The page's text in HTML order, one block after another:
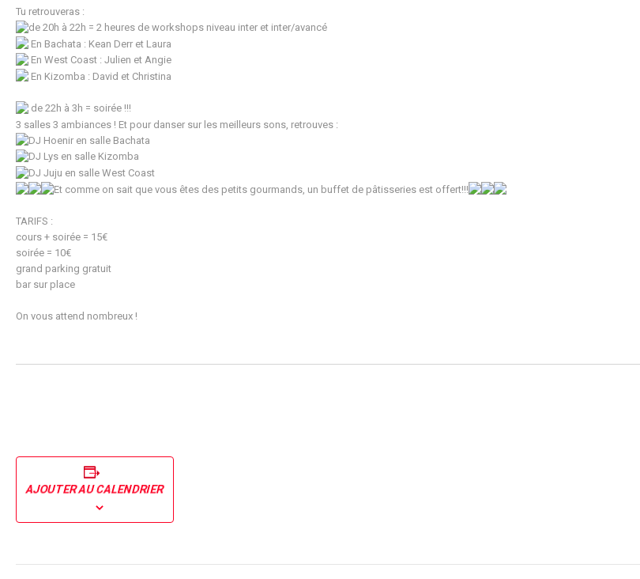
Tu retrouveras :
de 20h à 22h = 2 heures de workshops niveau inter et inter/avancé
En Bachata : Kean Derr et Laura
En West Coast : Julien et Angie
En Kizomba : David et Christina
de 22h à 3h = soirée !!!
3 salles 3 ambiances ! Et pour danser sur les meilleurs sons, retrouves :
DJ Hoenir en salle Bachata
DJ Lys en salle Kizomba
DJ Juju en salle West Coast
Et comme on sait que vous êtes des petits gourmands, un buffet de pâtisseries est offert!!!
TARIFS :
cours + soirée = 15€
soirée = 10€
grand parking gratuit
bar sur place
On vous attend nombreux !
AJOUTER AU CALENDRIER